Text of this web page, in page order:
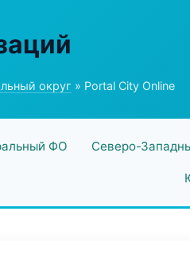
округ » Portal City Online
ФО Северо-